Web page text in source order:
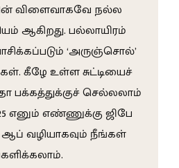
விளைவாகவே நல்ல
ஆகிறது. பல்லாயிரம்
‘அருஞ்சொல்’
கீழே உள்ள சுட்டியைச்
பக்கத்துக்குச் செல்லலாம்
எனும் எண்ணுக்கு ஜிபே
ஆப் வழியாகவும் நீங்கள்